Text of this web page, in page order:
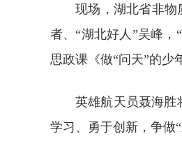
现场，湖北省非物
者、“湖北好人”吴峰
思政课《做“问天”的少
英雄航天员聂海胜
学习、勇于创新，争做